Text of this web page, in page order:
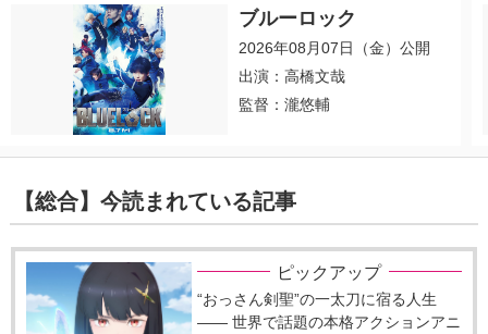
ブルーロック
2026年08月07日（金）公開
出演：高橋文哉
監督：瀧悠輔
【総合】今読まれている記事
ピックアップ
“おっさん剣聖”の一太刀に宿る人生
―― 世界で話題の本格アクションアニ